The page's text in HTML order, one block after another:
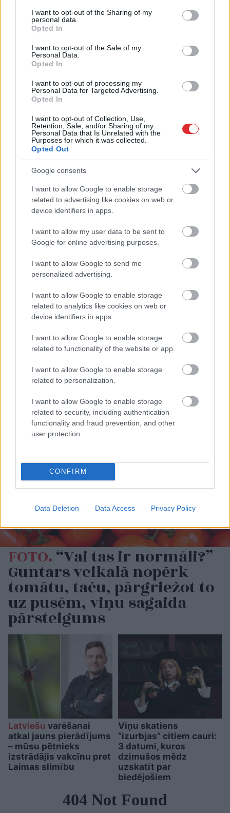
not limited to your visit or usage behaviour. You may click to
grant or deny consent to Google and its third-party tags to
use your data for below specified purposes in below Google
consent section.
I want to opt-out of the Sharing of my
personal data.
Opted In
I want to opt-out of the Sale of my
Personal Data.
Opted In
I want to opt-out of processing my
Personal Data for Targeted Advertising.
Opted In
I want to opt-out of Collection, Use,
Retention, Sale, and/or Sharing of my
Personal Data that Is Unrelated with the
Purposes for which it was collected.
Opted Out
Google consents
I want to allow Google to enable storage
related to advertising like cookies on web or
device identifiers in apps.
I want to allow my user data to be sent to
Google for online advertising purposes.
I want to allow Google to send me
personalized advertising.
I want to allow Google to enable storage
related to analytics like cookies on web or
device identifiers in apps.
I want to allow Google to enable storage
related to functionality of the website or app.
I want to allow Google to enable storage
related to personalization.
I want to allow Google to enable storage
related to security, including authentication
functionality and fraud prevention, and other
user protection.
CONFIRM
Data Deletion Data Access Privacy Policy
Rūgts! Latvijā slavenākais
japānis Masaki mijis
gredzenus ar mīļoto –
kāzās izskanēja arī īpaši
skaista latviešu dziesma
“Latvijas izlase nav par
ādas krāsu.” Latvijas
Basketbola savienības
paziņojums par
spēlētāju aizskaršanu
izgaismo nepatīkamu
sabiedrības šķautni
Šokļūdu var pieļaut
daudzi! Pēc “Maxima”
apmeklējuma klients
brīdina citus
autovadītājus
grābekļa
FOTO.“Vai tas ir normāli?”
Guntars veikalā nopērk
tomātu, taču, pārgriežot to
uz pusēm, viņu sagaida
pārsteigums
Latviešu varēšanai
atkal jauns pierādījums
– mūsu pētnieks
izstrādājis vakcīnu pret
Laimas slimību
Viņu skatiens
“izurbjas” citiem cauri:
3 datumi, kuros
dzimušos mēdz
uzskatīt par
biedējošiem
Atcelt Ziņot